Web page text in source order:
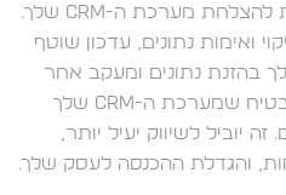
הבטחת איכות הנתונים חיונית להצלחת מערכת ה-CRM שלך.
ואימות נתונים, עדכון שוטף
בהזנת נתונים ומעקב אחר
איכות הנתונים, אתה יכול להבטיח שמערכת ה-CRM שלך
יוביל לשיווק יעיל יותר,
והגדלת ההכנסה לעסק שלך.